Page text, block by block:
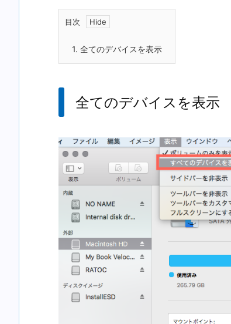
目次
1. 全てのデバイスを表示
全てのデバイスを表示